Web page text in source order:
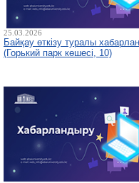
25.03.2026
Байқау өткізу туралы
(Горький парк көшесі, 10)